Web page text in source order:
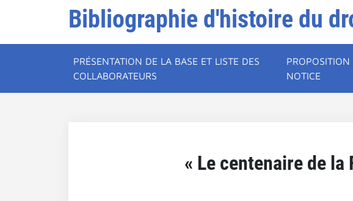
Bibliographie d'histoire du
PRÉSENTATION DE LA BASE ET LISTE DES
COLLABORATEURS
PROPOSITION
NOTICE
« Le centenaire de